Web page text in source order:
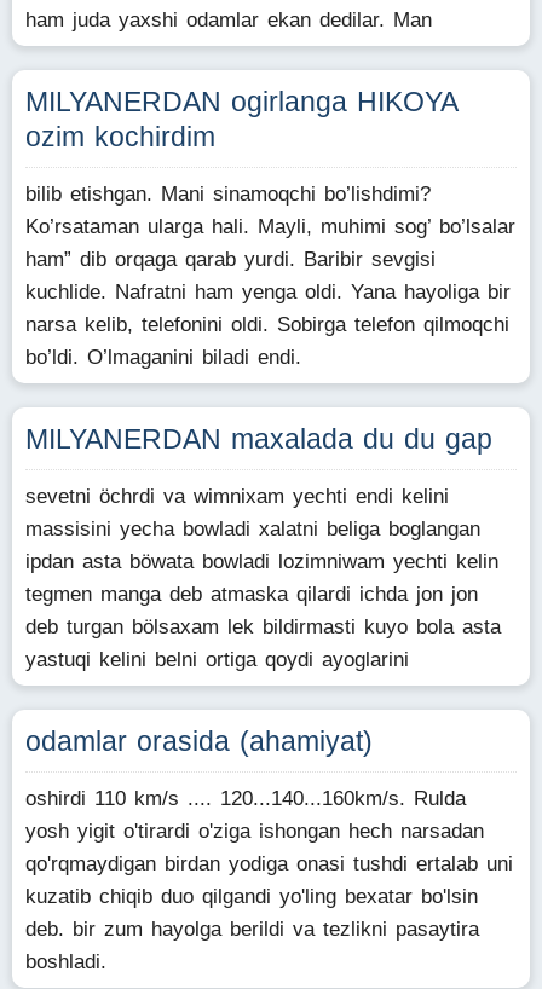
ham juda yaxshi odamlar ekan dedilar. Man
MILYANERDAN ogirlanga HIKOYA
ozim kochirdim
bilib etishgan. Mani sinamoqchi bo’lishdimi?
Ko’rsataman ularga hali. Mayli, muhimi sog’ bo’lsalar
ham” dib orqaga qarab yurdi. Baribir sevgisi
kuchlide. Nafratni ham yenga oldi. Yana hayoliga bir
narsa kelib, telefonini oldi. Sobirga telefon qilmoqchi
bo’ldi. O’lmaganini biladi endi.
MILYANERDAN maxalada du du gap
sevetni öchrdi va wimnixam yechti endi kelini
massisini yecha bowladi xalatni beliga boglangan
ipdan asta böwata bowladi lozimniwam yechti kelin
tegmen manga deb atmaska qilardi ichda jon jon
deb turgan bölsaxam lek bildirmasti kuyo bola asta
yastuqi kelini belni ortiga qoydi ayoglarini
odamlar orasida (ahamiyat)
oshirdi 110 km/s .... 120...140...160km/s. Rulda
yosh yigit o'tirardi o'ziga ishongan hech narsadan
qo'rqmaydigan birdan yodiga onasi tushdi ertalab uni
kuzatib chiqib duo qilgandi yo'ling bexatar bo'lsin
deb. bir zum hayolga berildi va tezlikni pasaytira
boshladi.